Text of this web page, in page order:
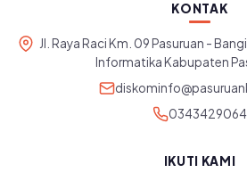
KONTAK
Jl. Raya Raci Km. 09 Pasuruan -
Informatika Kabupaten
0343429064
IKUTI KAMI